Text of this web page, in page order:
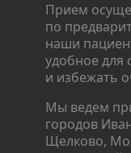
Прием
по
наши
удобное для
и избежать
Мы ведем
городов
Щелково,